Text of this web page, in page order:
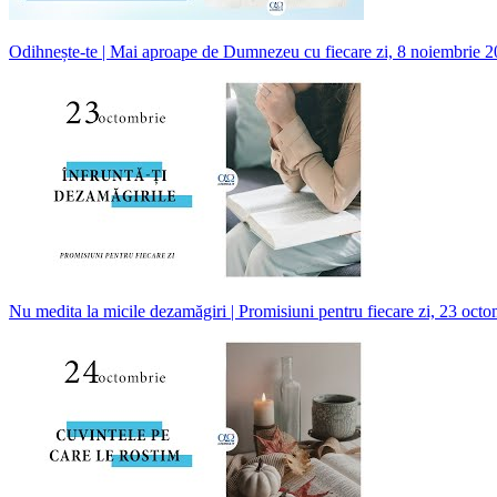
Odihnește-te | Mai aproape de Dumnezeu cu fiecare zi, 8 noiembrie
Nu medita la micile dezamăgiri | Promisiuni pentru fiecare zi, 23